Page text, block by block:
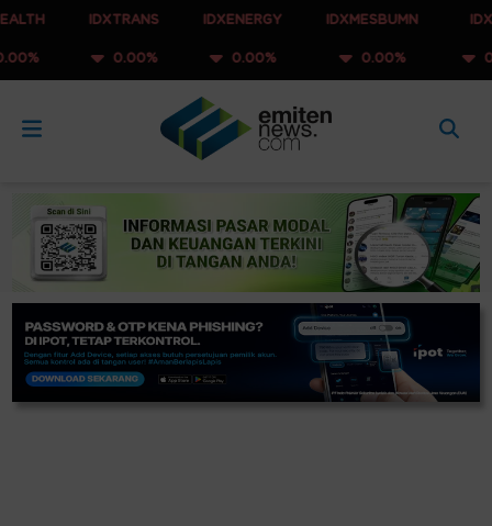
IDXTRANS
0.00%
IDXENERGY
0.00%
IDXMESBUMN
0.00%
IDXQ30
0.00%